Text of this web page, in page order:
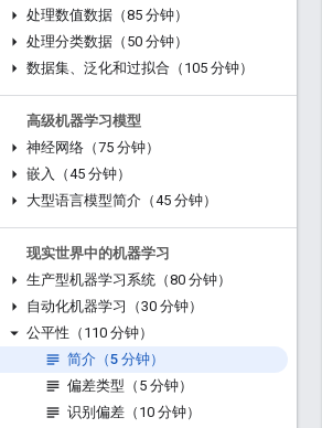
处理数值数据（85 分钟）
处理分类数据（50 分钟）
数据集、泛化和过拟合（105 分钟）
高级机器学习模型
神经网络（75 分钟）
嵌入（45 分钟）
大型语言模型简介（45 分钟）
现实世界中的机器学习
生产型机器学习系统（80 分钟）
自动化机器学习（30 分钟）
公平性（110 分钟）
简介（5 分钟）
偏差类型（5 分钟）
识别偏差（10 分钟）